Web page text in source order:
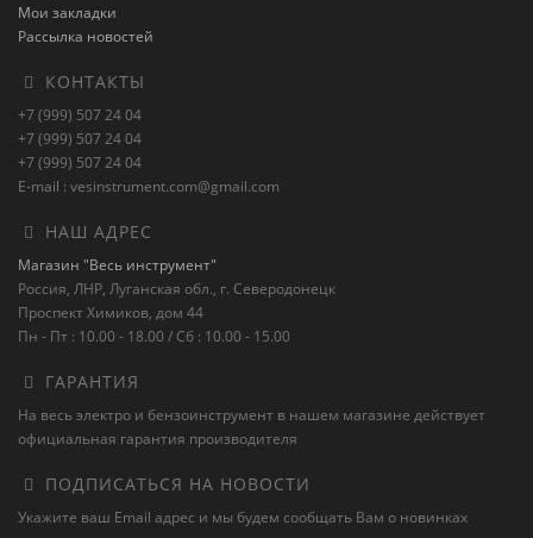
Мои закладки
Рассылка новостей
КОНТАКТЫ
+7 (999) 507 24 04
+7 (999) 507 24 04
+7 (999) 507 24 04
E-mail : vesinstrument.com@gmail.com
НАШ АДРЕС
Магазин "Весь инструмент"
Россия, ЛНР, Луганская обл., г. Северодонецк
Проспект Химиков, дом 44
Пн - Пт : 10.00 - 18.00 / Сб : 10.00 - 15.00
ГАРАНТИЯ
На весь электро и бензоинструмент в нашем магазине действует
официальная гарантия производителя
ПОДПИСАТЬСЯ НА НОВОСТИ
Укажите ваш Email адрес и мы будем сообщать Вам о новинках